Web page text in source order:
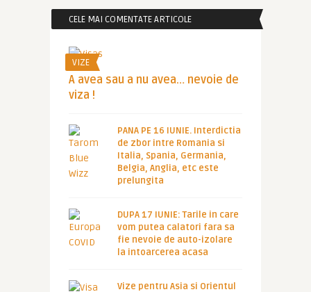
CELE MAI COMENTATE ARTICOLE
VIZE
A avea sau a nu avea… nevoie de
viza !
PANA PE 16 IUNIE. Interdictia
de zbor intre Romania si
Italia, Spania, Germania,
Belgia, Anglia, etc este
prelungita
DUPA 17 IUNIE: Tarile in care
vom putea calatori fara sa
fie nevoie de auto-izolare
la intoarcerea acasa
Vize pentru Asia si Orientul